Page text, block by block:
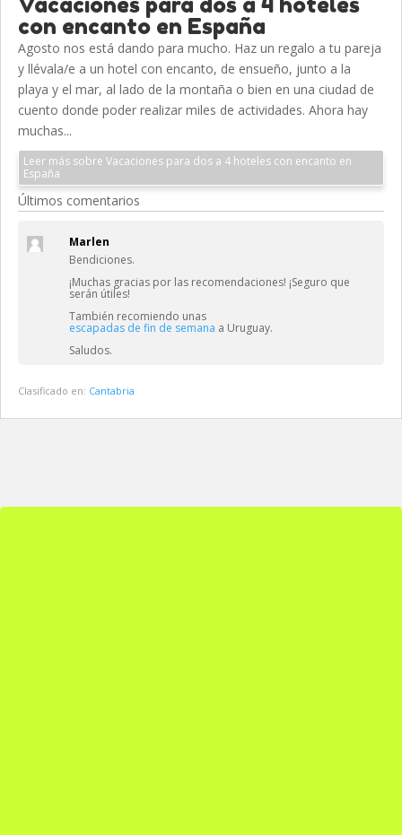
con encanto en España
Agosto nos está dando para mucho. Haz un regalo a tu pareja
y llévala/e a un hotel con encanto, de ensueño, junto a la
playa y el mar, al lado de la montaña o bien en una ciudad de
cuento donde poder realizar miles de actividades. Ahora hay
muchas...
Leer más sobre Vacaciones para dos a 4 hoteles con encanto en
España
Últimos comentarios
Marlen
Bendiciones.
¡Muchas gracias por las recomendaciones! ¡Seguro que
serán útiles!
También recomiendo unas
escapadas de fin de semana a Uruguay.
Saludos.
Clasificado en: Cantabria